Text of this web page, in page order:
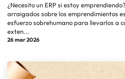
¿Necesito un ERP si estoy
arraigados sobre los emprendimientos
esfuerzo sobrehumano para llevarlos a
exten...
26 mar 2026